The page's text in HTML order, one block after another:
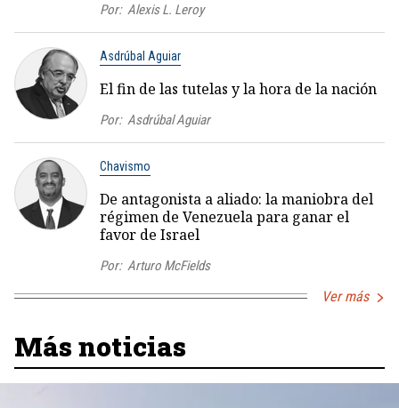
Por: Alexis L. Leroy
Asdrúbal Aguiar
El fin de las tutelas y la hora de la nación
Por: Asdrúbal Aguiar
Chavismo
De antagonista a aliado: la maniobra del
régimen de Venezuela para ganar el
favor de Israel
Por: Arturo McFields
Ver más
Más noticias